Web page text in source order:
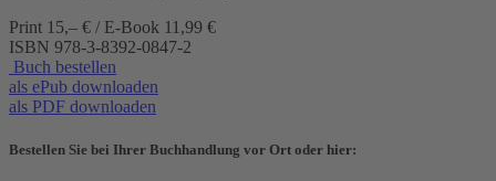
Print 15,– € / E-Book 11,99 €
ISBN 978-3-8392-0847-2
Buch bestellen
als ePub downloaden
als PDF downloaden
Bestellen Sie bei Ihrer Buchhandlung vor Ort oder hier: